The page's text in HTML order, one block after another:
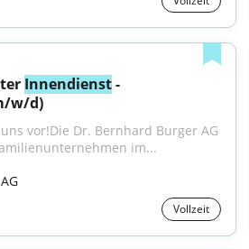
Innendienst -
w/d)
vor!Die Dr. Bernhard Burger AG
im...
Vollzeit